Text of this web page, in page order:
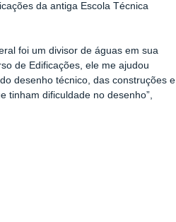
da antiga Escola Técnica
foi um divisor de águas em sua
de Edificações, ele me ajudou
desenho técnico, das construções e
tinham dificuldade no desenho”,